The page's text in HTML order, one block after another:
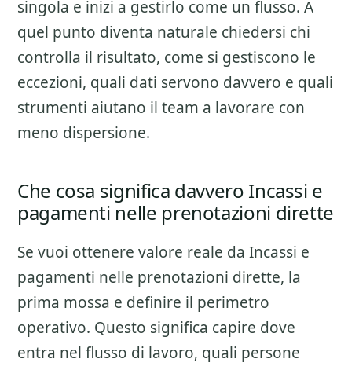
singola e inizi a gestirlo come un flusso. A
quel punto diventa naturale chiedersi chi
controlla il risultato, come si gestiscono le
eccezioni, quali dati servono davvero e quali
strumenti aiutano il team a lavorare con
meno dispersione.
Che cosa significa davvero Incassi e
pagamenti nelle prenotazioni dirette
Se vuoi ottenere valore reale da Incassi e
pagamenti nelle prenotazioni dirette, la
prima mossa e definire il perimetro
operativo. Questo significa capire dove
entra nel flusso di lavoro, quali persone